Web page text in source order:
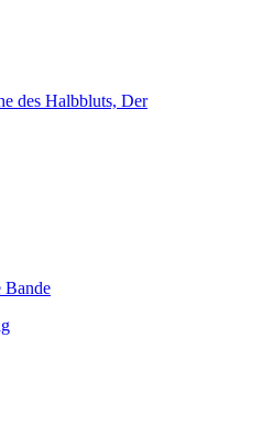
des Halbbluts, Der
Bande